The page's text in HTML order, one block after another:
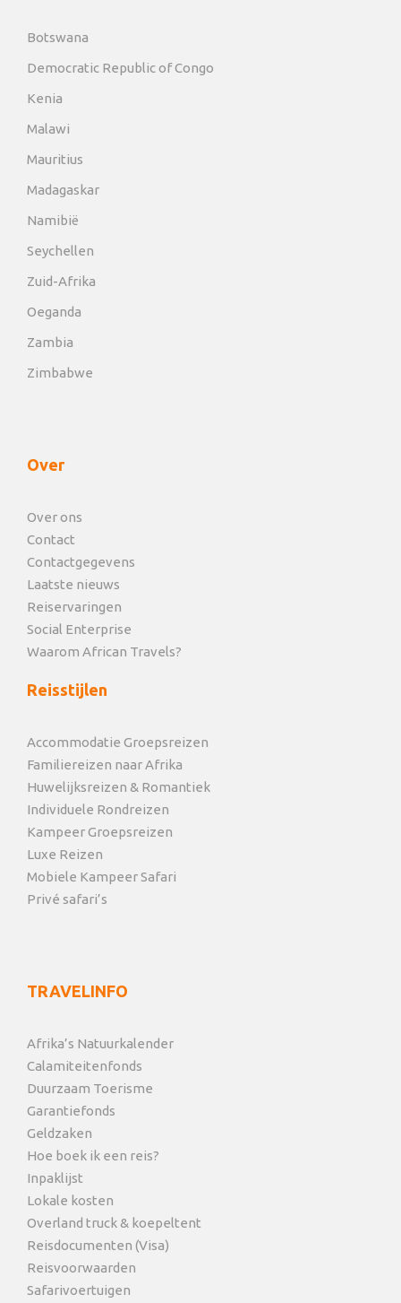
Botswana
Democratic Republic of Congo
Kenia
Malawi
Mauritius
Madagaskar
Namibië
Seychellen
Zuid-Afrika
Oeganda
Zambia
Zimbabwe
Over
Over ons
Contact
Contactgegevens
Laatste nieuws
Reiservaringen
Social Enterprise
Waarom African Travels?
Reisstijlen
Accommodatie Groepsreizen
Familiereizen naar Afrika
Huwelijksreizen & Romantiek
Individuele Rondreizen
Kampeer Groepsreizen
Luxe Reizen
Mobiele Kampeer Safari
Privé safari’s
TRAVELINFO
Afrika’s Natuurkalender
Calamiteitenfonds
Duurzaam Toerisme
Garantiefonds
Geldzaken
Hoe boek ik een reis?
Inpaklijst
Lokale kosten
Overland truck & koepeltent
Reisdocumenten (Visa)
Reisvoorwaarden
Safarivoertuigen